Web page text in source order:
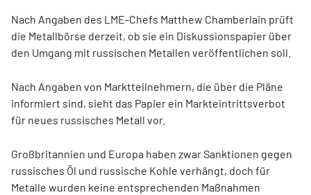
Nach Angaben des LME-Chefs Matthew Chamberlain prüft
die Metallbörse derzeit, ob sie ein Diskussionspapier über
den Umgang mit russischen Metallen veröffentlichen soll.
Nach Angaben von Marktteilnehmern, die über die Pläne
informiert sind, sieht das Papier ein Markteintrittsverbot
für neues russisches Metall vor.
Großbritannien und Europa haben zwar Sanktionen gegen
russisches Öl und russische Kohle verhängt, doch für
Metalle wurden keine entsprechenden Maßnahmen